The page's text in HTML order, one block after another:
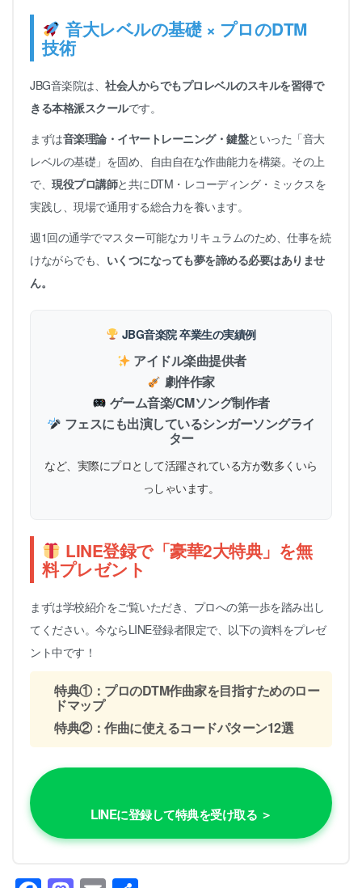
音大レベルの基礎 × プロのDTM
技術
JBG音楽院は、 社会人からでもプロレベルのスキルを習得で
きる本格派スクールです。
まずは音楽理論・イヤートレーニング・鍵盤といった「音大
レベルの基礎」を固め、自由自在な作曲能力を構築。その上
で、 現役プロ講師と共にDTM・レコーディング・ミックスを
実践し、現場で通用する総合力を養います。
週1回の通学でマスター可能なカリキュラムのため、仕事を続
けながらでも、 いくつになっても夢を諦める必要はありませ
ん。
JBG音楽院 卒業生の実績例
アイドル楽曲提供者
劇伴作家
ゲーム音楽/CMソング制作者
フェスにも出演しているシンガーソングライ
ター
など、実際にプロとして活躍されている方が数多くいら
っしゃいます。
LINE登録で「豪華2大特典」を無
料プレゼント
まずは学校紹介をご覧いただき、プロへの第一歩を踏み出し
てください。今ならLINE登録者限定で、以下の資料をプレゼ
ント中です！
特典①：プロのDTM作曲家を目指すためのロー
ドマップ
特典②：作曲に使えるコードパターン12選
LINEに登録して特典を受け取る ＞